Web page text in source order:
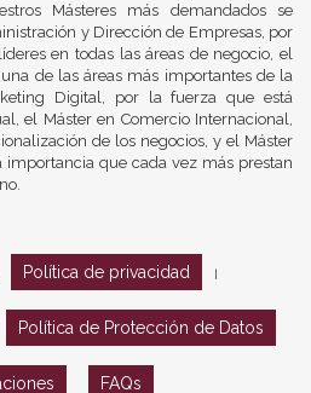
Másteres más demandados se
y Dirección de Empresas, por
en todas las áreas de negocio, el
de las áreas más importantes de la
Digital, por la fuerza que está
el Máster en Comercio Internacional,
de los negocios, y el Máster
importancia que cada vez más prestan
Política de privacidad
Política de Protección de Datos
FAQs